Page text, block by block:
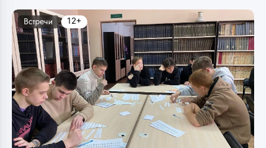
Встречи 12+